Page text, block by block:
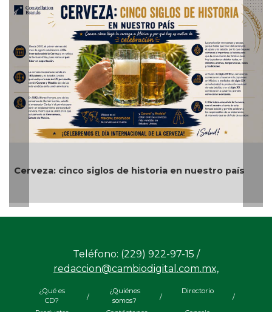
Alvarado cumple tres días sin luz ni internet; crece
el malestar ciudadano📹
Teléfono: (229) 922-97-15 /
redaccion@cambiodigital.com.mx,
¿Qué es
CD?
/
¿Quiénes
somos?
/
Directorio
/